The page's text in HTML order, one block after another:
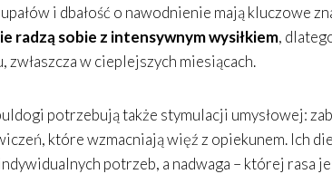
i dbałość o nawodnienie mają kluczowe
radzą sobie z intensywnym wysiłkiem,
zwłaszcza w cieplejszych miesiącach.
potrzebują także stymulacji umysłowej:
które wzmacniają więź z opiekunem. Ich
potrzeb, a nadwaga – której rasa